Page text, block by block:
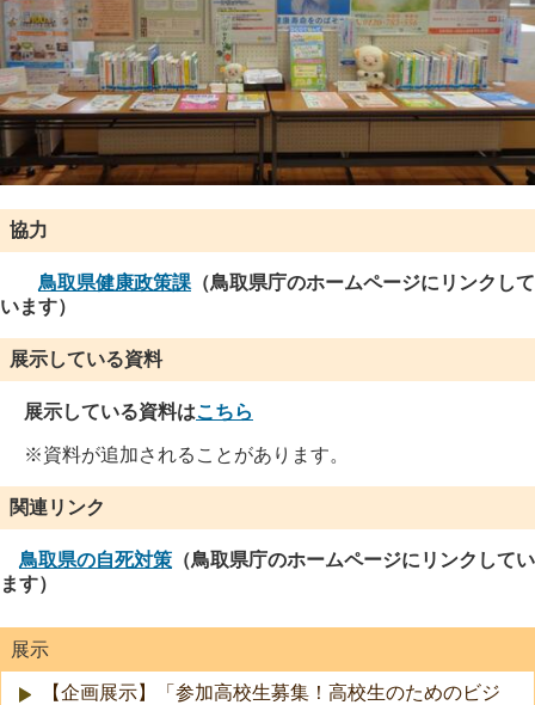
協力
鳥取県健康政策課 （鳥取県庁のホームページにリンクして
います）
展示している資料
展示している資料はこちら
※資料が追加されることがあります。
関連リンク
鳥取県の自死対策 （鳥取県庁のホームページにリンクしてい
ます）
展示
【企画展示】「参加高校生募集！高校生のためのビジ